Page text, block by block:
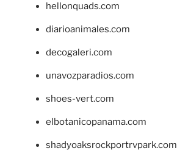
hellonquads.com
diarioanimales.com
decogaleri.com
unavozparadios.com
shoes-vert.com
elbotanicopanama.com
shadyoaksrockportrvpark.com